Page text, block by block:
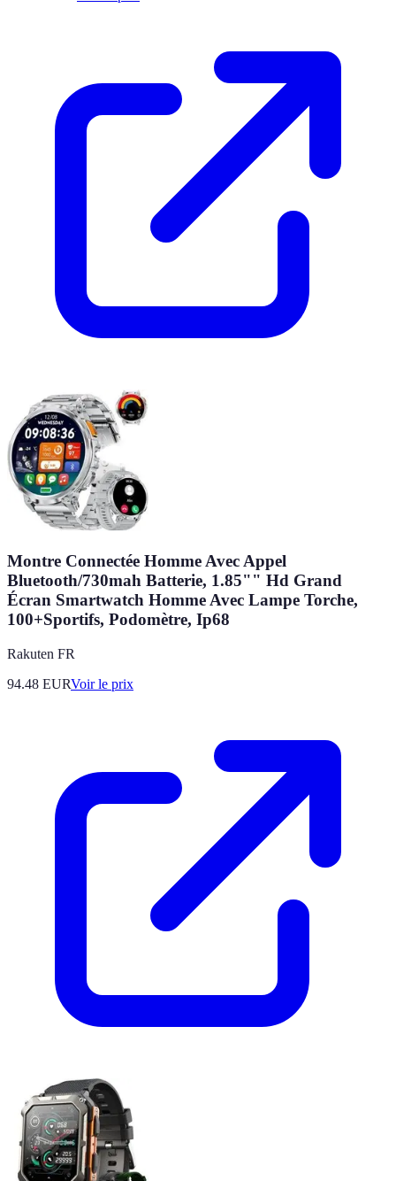
Montre Connectée Homme Avec Appel
Bluetooth/730mah Batterie, 1.85"" Hd Grand
Écran Smartwatch Homme Avec Lampe Torche,
100+Sportifs, Podomètre, Ip68
Rakuten FR
94.48 EURVoir le prix